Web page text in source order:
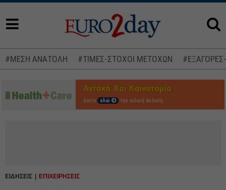
#ΜΕΣΗ ΑΝΑΤΟΛΗ #ΤΙΜΕΣ-ΣΤΟΧΟΙ ΜΕΤΟΧΩΝ
Δείτε εδώ την ειδική έκδοση
ΕΙΔΗΣΕΙΣ ΕΠΙΧΕΙΡΗΣΕΙΣ